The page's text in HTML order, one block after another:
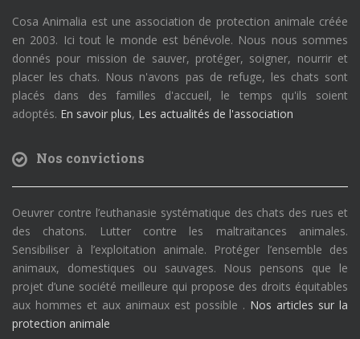
Cosa Animalia est une association de protection animale créée
en 2003. Ici tout le monde est bénévole. Nous nous sommes
donnés pour mission de sauver, protéger, soigner, nourrir et
placer les chats. Nous n'avons pas de refuge, les chats sont
placés dans des familles d'accueil, le temps qu'ils soient
adoptés. En savoir plus, Les actualités de l'association
Nos convictions
Oeuvrer contre l’euthanasie systématique des chats des rues et
des chatons. Lutter contre les maltraitances animales.
Sensibiliser à l’exploitation animale. Protéger l’ensemble des
animaux, domestiques ou sauvages. Nous pensons que le
projet d’une société meilleure qui propose des droits équitables
aux hommes et aux animaux est possible . Nos articles sur la
protection animale